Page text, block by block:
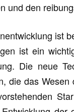
und den
ist
ist ein
Die neue
die das